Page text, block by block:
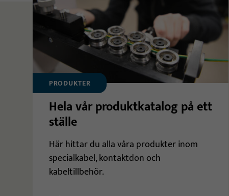
PRODUKTER
Hela vår produktkatalog på ett
ställe
Här hittar du alla våra produkter inom
specialkabel, kontaktdon och
kabeltillbehör.